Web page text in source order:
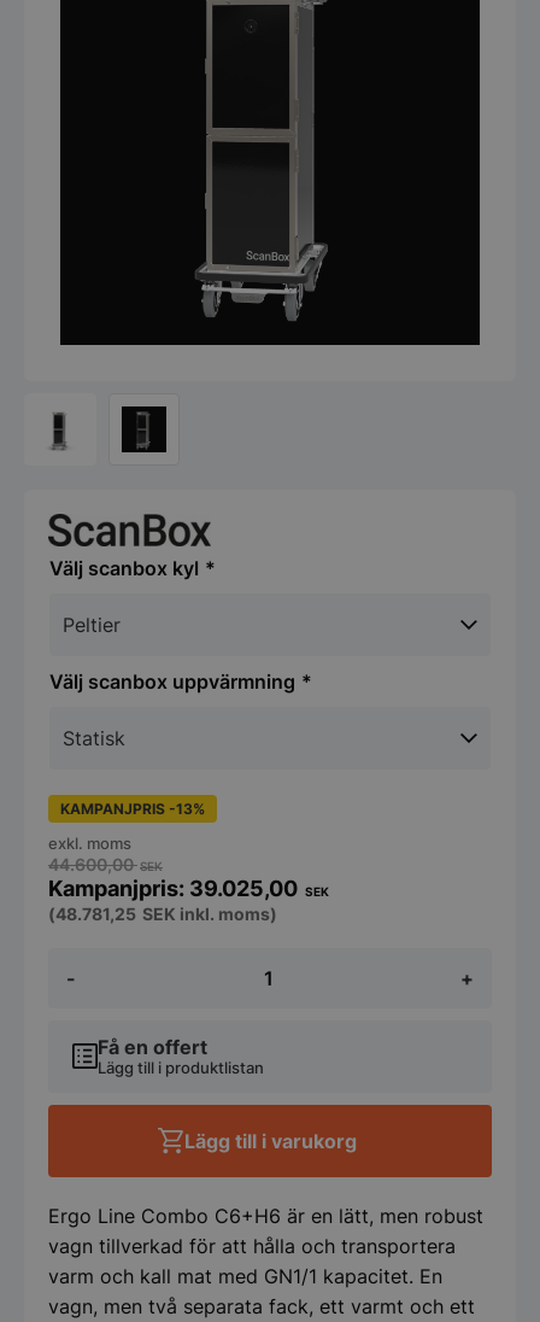
scanbox kyl
scanbox uppvärmning
-
Combo
Active
+
-
mängd
+
KAMPANJPRIS -13%
44.600,00SEK
39.025,00 SEK
exkl. moms
(48.781,25 SEK inkl. moms)
Få en offert
Lägg till i produktlistan
Lägg till i varukorg
Ergo Line Combo C6+H6 är en lätt, men robust
vagn tillverkad för att hålla och transportera
varm och kall mat med GN1/1 kapacitet. En
vagn, men två separata fack, ett varmt och ett